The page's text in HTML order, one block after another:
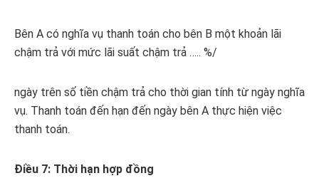
Bên A có nghĩa vụ thanh toán cho bên B một khoản lãi
chậm trả với mức lãi suất chậm trả ….. %/
ngày trên số tiền chậm trả cho thời gian tính từ ngày nghĩa
vụ. Thanh toán đến hạn đến ngày bên A thực hiện việc
thanh toán.
Điều 7: Thời hạn hợp đồng